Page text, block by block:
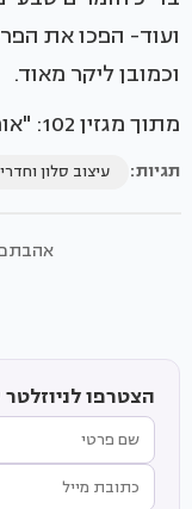
ועוד- הפכו את
וכמובן ליקר מאוד.
מתוך מגזין 102: "אומנות הריפוד"
תגיות: עיצוב סלון
הצטרפו לניוזלטר